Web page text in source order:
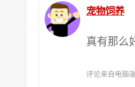
宠物饲养
真有那么
评论来自电脑